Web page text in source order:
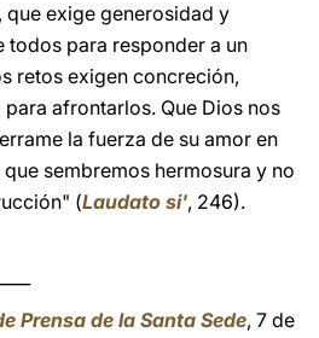
exige generosidad y
para responder a un
retos exigen concreción,
afrontarlos. Que Dios nos
la fuerza de su amor en
sembremos hermosura y no
(Laudato si', 246).
Prensa de la Santa Sede, 7 de